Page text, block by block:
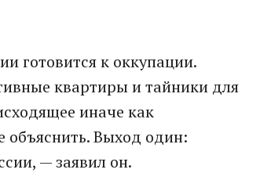
готовится к оккупации.
квартиры и тайники для
иначе как
объяснить. Выход один:
— заявил он.